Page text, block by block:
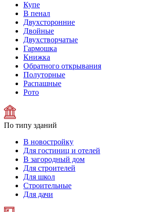
Купе
В пенал
Двухсторонние
Двойные
Двухстворчатые
Гармошка
Книжка
Обратного открывания
Полуторные
Распашные
Рото
По типу зданий
В новостройку
Для гостиниц и отелей
В загородный дом
Для строителей
Для школ
Строительные
Для дачи